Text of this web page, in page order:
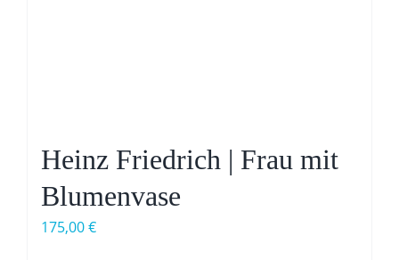
Heinz Friedrich | Frau mit
Blumenvase
175,00€